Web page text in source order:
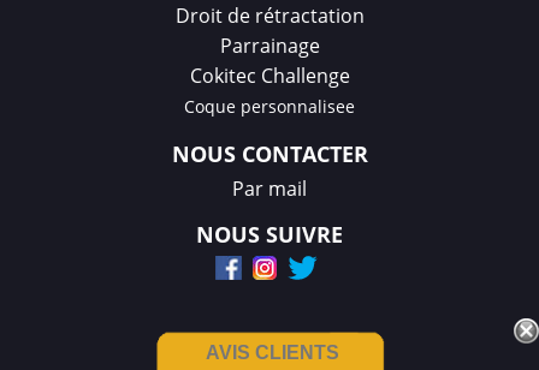
Droit de rétractation
Parrainage
Cokitec Challenge
Coque personnalisee
NOUS CONTACTER
Par mail
NOUS SUIVRE
AVIS CLIENTS